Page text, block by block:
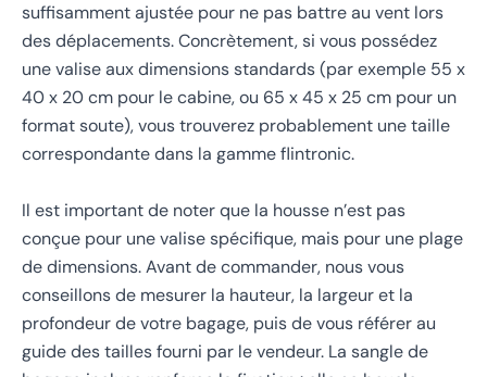
suffisamment ajustée pour ne pas battre au vent lors
des déplacements. Concrètement, si vous possédez
une valise aux dimensions standards (par exemple 55 x
40 x 20 cm pour le cabine, ou 65 x 45 x 25 cm pour un
format soute), vous trouverez probablement une taille
correspondante dans la gamme flintronic.
Il est important de noter que la housse n’est pas
conçue pour une valise spécifique, mais pour une plage
de dimensions. Avant de commander, nous vous
conseillons de mesurer la hauteur, la largeur et la
profondeur de votre bagage, puis de vous référer au
guide des tailles fourni par le vendeur. La sangle de